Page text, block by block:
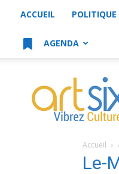
ACCUEIL POLITIQUE
AGENDA
artsixMic
Accueil
Le-